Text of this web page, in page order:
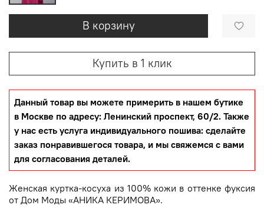
В корзину
Купить в 1 клик
Данный товар вы можете примерить в нашем бутике
в Москве по адресу: Ленинский проспект, 60/2. Также
у нас есть услуга индивидуального пошива: сделайте
заказ понравившегося товара, и мы свяжемся с вами
для согласования деталей.
Женская куртка-косуха из 100% кожи в оттенке фуксия
от Дом Моды «АНИКА КЕРИМОВА».